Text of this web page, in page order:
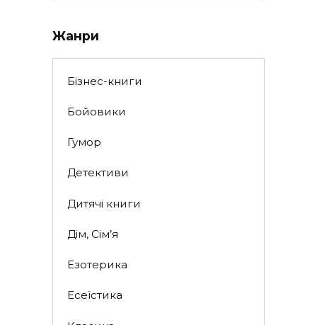
Жанри
Бізнес-книги
Бойовики
Гумор
Детективи
Дитячі книги
Дім, Сім’я
Езотерика
Есеїстика